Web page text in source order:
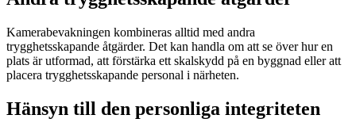
Kamerabevakningen kombineras alltid med andra
trygghetsskapande åtgärder. Det kan handla om att se över hur en
plats är utformad, att förstärka ett skalskydd på en byggnad eller att
placera trygghetsskapande personal i närheten.
Hänsyn till den personliga integriteten